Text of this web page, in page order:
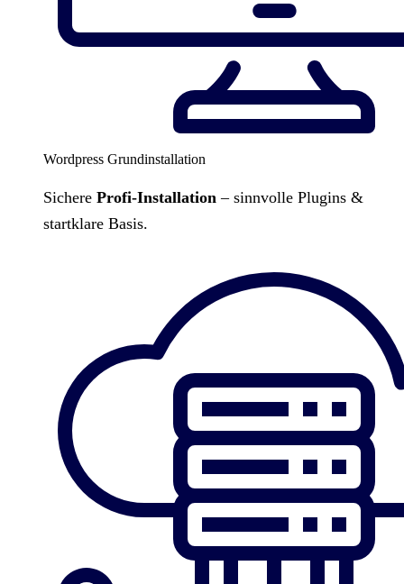
Wordpress Grundinstallation
Sichere Profi-Installation – sinnvolle Plugins &
startklare Basis.